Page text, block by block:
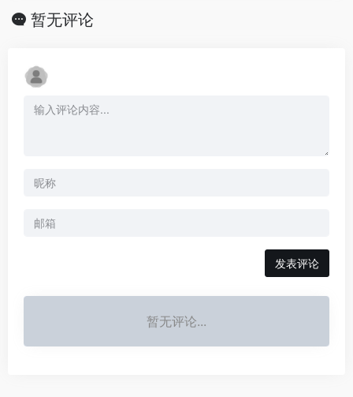
暂无评论
发表评论
暂无评论...